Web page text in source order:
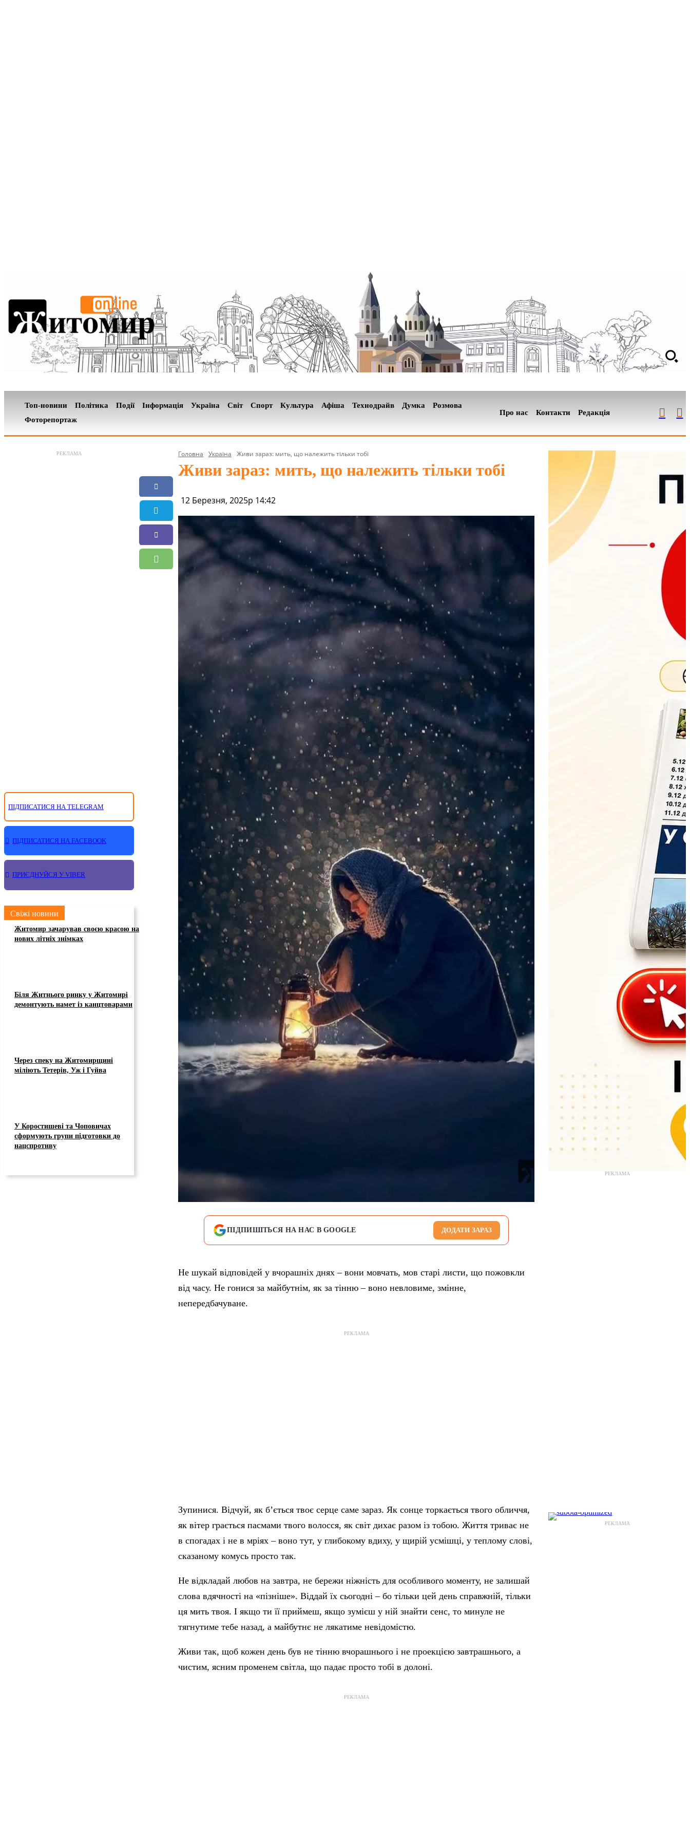
Топ-новини Політика Події Інформація Україна Світ Спорт Культура Афіша Технодрайв Думка
Розмова
Фоторепортаж
Про нас Контакти Редакція
РЕКЛАМА
ПІДПИСАТИСЯ НА TELEGRAM
ПІДПИСАТИСЯ НА FACEBOOK
ПРИЄДНУЙСЯ У VIBER
Свіжі новини
Житомир зачарував своєю красою на
нових літніх знімках
Біля Житнього ринку у Житомирі
демонтують намет із канцтоварами
Через спеку на Житомирщині
міліють Тетерів, Уж і Гуйва
У Коростишеві та Чоповичах
сформують групи підготовки до
нацспротиву
Головна Україна Живи зараз: мить, що належить тільки тобі
Живи зараз: мить, що належить тільки тобі
12 Березня, 2025р 14:42
ПІДПИШІТЬСЯ НА НАС В GOOGLE ДОДАТИ ЗАРАЗ
Не шукай відповідей у вчорашніх днях – вони мовчать, мов старі листи, що пожовкли
від часу. Не гонися за майбутнім, як за тінню – воно невловиме, змінне,
непередбачуване.
РЕКЛАМА
Зупинися. Відчуй, як б’ється твоє серце саме зараз. Як сонце торкається твого обличчя,
як вітер грається пасмами твого волосся, як світ дихає разом із тобою. Життя триває не
в спогадах і не в мріях – воно тут, у глибокому вдиху, у щирій усмішці, у теплому слові,
сказаному комусь просто так.
Не відкладай любов на завтра, не бережи ніжність для особливого моменту, не залишай
слова вдячності на «пізніше». Віддай їх сьогодні – бо тільки цей день справжній, тільки
ця мить твоя. І якщо ти її приймеш, якщо зумієш у ній знайти сенс, то минуле не
тягнутиме тебе назад, а майбутнє не лякатиме невідомістю.
Живи так, щоб кожен день був не тінню вчорашнього і не проекцією завтрашнього, а
чистим, ясним променем світла, що падає просто тобі в долоні.
РЕКЛАМА
РЕКЛАМА
РЕКЛАМА